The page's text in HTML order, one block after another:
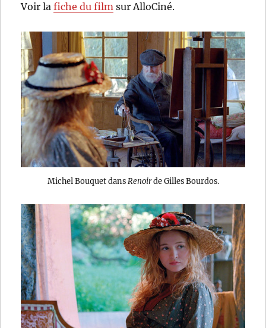
Voir lafiche du film sur AlloCiné.
Michel Bouquet dans Renoirde Gilles Bourdos.